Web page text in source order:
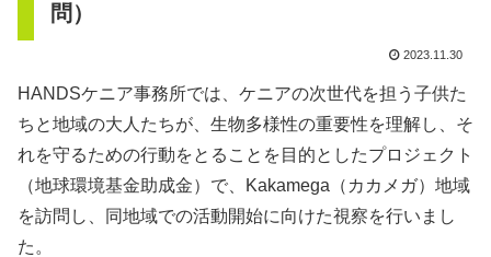
問）
2023.11.30
HANDSケニア事務所では、ケニアの次世代を担う子供た
ちと地域の大人たちが、生物多様性の重要性を理解し、そ
れを守るための行動をとることを目的としたプロジェクト
（地球環境基金助成金）で、Kakamega（カカメガ）地域
を訪問し、同地域での活動開始に向けた視察を行いまし
た。